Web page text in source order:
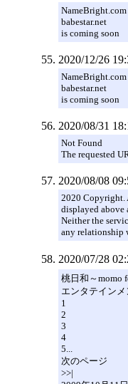
babestar.net
is coming soon
2020/12/26
babestar.net
is coming soon
2020/08/31
Not Found
The requested
2020/08/08
2020 Copyright.
displayed above
Neither the
any relationship
2020/07/28
桃日和～momo
エンタテインメ
1
2
3
4
5...
次のページ
>>|